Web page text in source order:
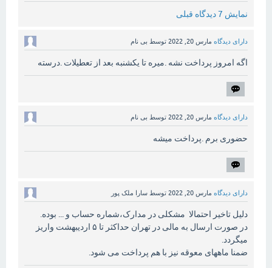
نمایش 7 دیدگاه قبلی
دارای دیدگاه مارس 20, 2022 توسط بی نام
اگه امروز پرداخت نشه .میره تا یکشنبه بعد از تعطیلات .درسته
دارای دیدگاه مارس 20, 2022 توسط بی نام
حضوری برم .پرداخت میشه
دارای دیدگاه مارس 20, 2022 توسط سارا ملک پور
دلیل تاخیر احتمالا مشکلی در مدارک،شماره حساب و ... بوده.
در صورت ارسال به مالی در تهران حداکثر تا ۵ اردیبهشت واریز
میگردد.
ضمنا ماههای معوقه نیز با هم پرداخت می شود.